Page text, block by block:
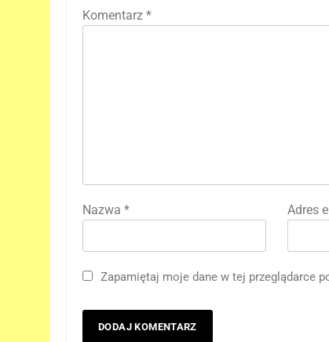
Komentarz *
Nazwa * Adres
Zapamiętaj moje dane w tej przeglądarce
„DUŻE DZIECI 3”